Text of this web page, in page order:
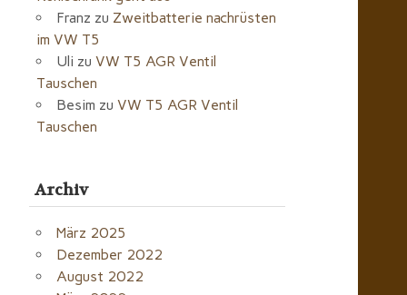
Franz zu Zweitbatterie nachrüsten
im VW T5
Uli zuVW T5 AGR Ventil
Tauschen
Besim zuVW T5 AGR Ventil
Tauschen
Archiv
März 2025
Dezember 2022
August 2022